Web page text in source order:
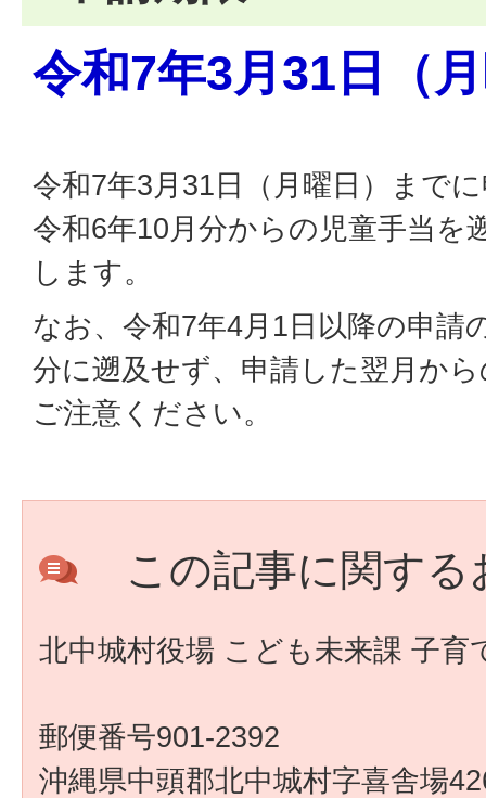
令和7年3月31日（
令和7年3月31日（月曜日）まで
令和6年10月分からの児童手当を
します。
なお、令和7年4月1日以降の申請
分に遡及せず、申請した翌月か
ご注意ください。
この記事に関す
北中城村役場 こども未来課 子育
郵便番号901-2392
沖縄県中頭郡北中城村字喜舎場